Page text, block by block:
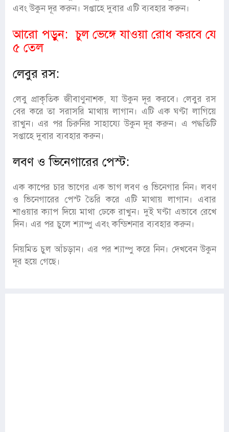
এবং উকুন দূর করুন। সপ্তাহে দুবার এটি ব্যবহার করুন।
আরো পড়ুন:চুল ভেঙ্গে যাওয়া রোধ করবে যে
৫ তেল
লেবুর রস:
লেবু প্রাকৃতিক জীবাণুনাশক, যা উকুন দূর করবে। লেবুর রস
বের করে তা সরাসরি মাথায় লাগান। এটি এক ঘণ্টা লাগিয়ে
রাখুন। এর পর চিরুনির সাহায্যে উকুন দূর করুন। এ পদ্ধতিটি
সপ্তাহে দুবার ব্যবহার করুন।
লবণ ও ভিনেগারের পেস্ট:
এক কাপের চার ভাগের এক ভাগ লবণ ও ভিনেগার নিন। লবণ
ও ভিনেগারের পেস্ট তৈরি করে এটি মাথায় লাগান। এবার
শাওয়ার ক্যাপ দিয়ে মাথা ঢেকে রাখুন। দুই ঘণ্টা এভাবে রেখে
দিন। এর পর চুলে শ্যাম্পু এবং কন্ডিশনার ব্যবহার করুন।
নিয়মিত চুল আঁচড়ান। এর পর শ্যাম্পু করে নিন। দেখবেন উকুন
দূর হয়ে গেছে।